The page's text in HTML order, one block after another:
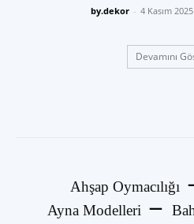
by.dekor - 4 Kasım 2025
Devamını
Ahşap Oymacılığı
Ayna Modelleri